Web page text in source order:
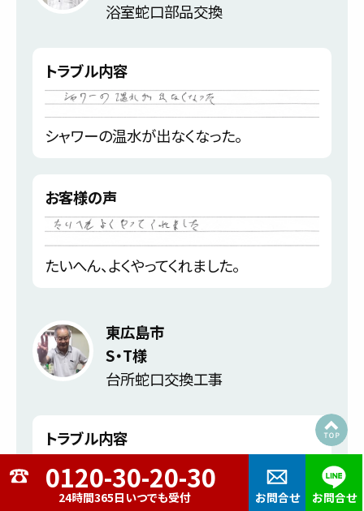
24時間365日いつでも受付 お問合せ お問合せ
浴室蛇口部品交換
トラブル内容
シャワーの温水が出なくなった。
お客様の声
たいへん、よくやってくれました。
東広島市
S・T様
台所蛇口交換工事
トラブル内容
台所下の水もれが有り電話しました。